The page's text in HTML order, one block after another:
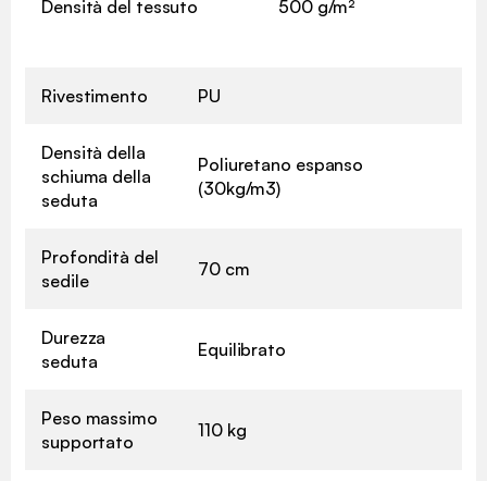
Densità del tessuto 500 g/m²
Rivestimento PU
Densità della
schiuma della
seduta
Poliuretano espanso
(30kg/m3)
Profondità del
sedile
70 cm
Durezza
seduta
Equilibrato
Peso massimo
supportato
110 kg